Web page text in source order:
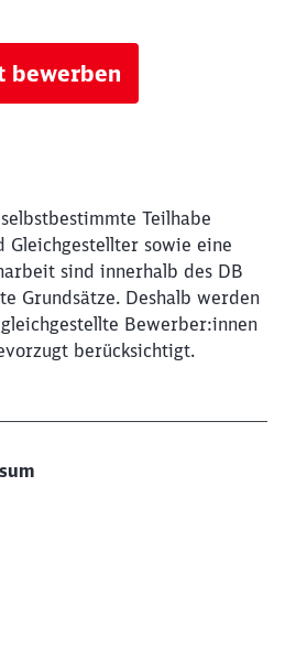
bewerben
Teilhabe
Gleichgestellter sowie eine
sind innerhalb des DB
Grundsätze. Deshalb werden
Bewerber:innen
berücksichtigt.